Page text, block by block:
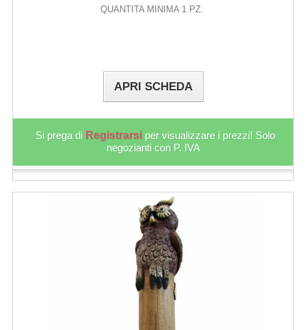
QUANTITA MINIMA 1 PZ.
APRI SCHEDA
Si prega di Registrarsi per visualizzare i prezzi! Solo
negozianti con P. IVA